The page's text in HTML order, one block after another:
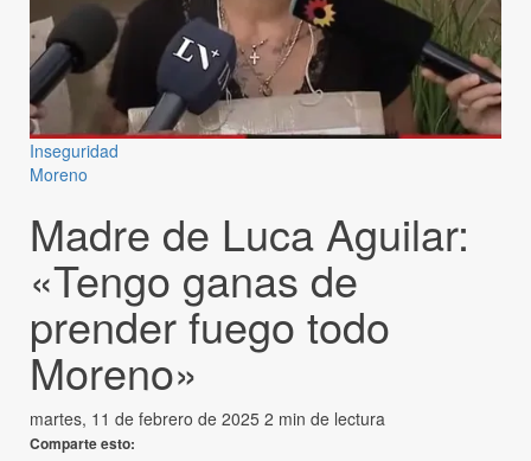
Inseguridad
Moreno
Madre de Luca Aguilar:
«Tengo ganas de
prender fuego todo
Moreno»
martes, 11 de febrero de 2025 2 min de lectura
Comparte esto: